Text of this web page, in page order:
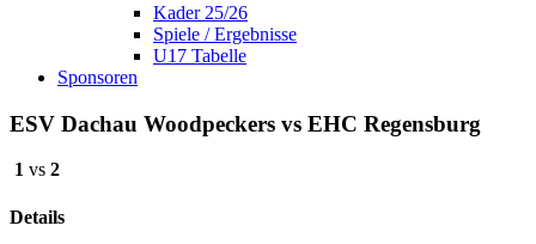
Kader 25/26
Spiele / Ergebnisse
U17 Tabelle
Sponsoren
ESV Dachau Woodpeckers vs EHC Regensburg
1 vs 2
Details